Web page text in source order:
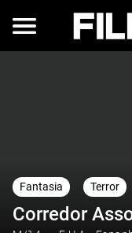
Fantasia Terror
Corredor